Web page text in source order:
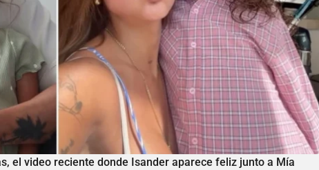
el video reciente donde Isander aparece feliz junto a Mía